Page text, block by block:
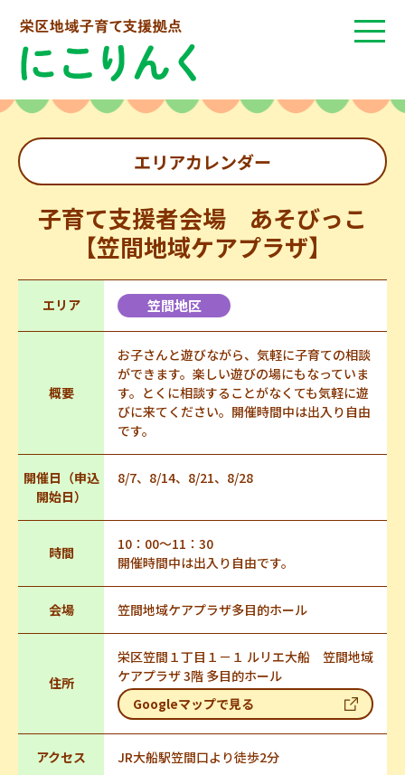
エリアカレンダー
子育て支援者会場 あそびっこ
【笠間地域ケアプラザ】
エリア 笠間地区
概要
お子さんと遊びながら、気軽に子育ての相談
ができます。楽しい遊びの場にもなっていま
す。とくに相談することがなくても気軽に遊
びに来てください。開催時間中は出入り自由
です。
開催日（申込
開始日）
8/7、8/14、8/21、8/28
時間
10：00～11：30
開催時間中は出入り自由です。
会場 笠間地域ケアプラザ多目的ホール
住所
栄区笠間１丁目１－１ ルリエ大船 笠間地域
ケアプラザ 3階 多目的ホール
Googleマップで見る
アクセス JR大船駅笠間口より徒歩2分